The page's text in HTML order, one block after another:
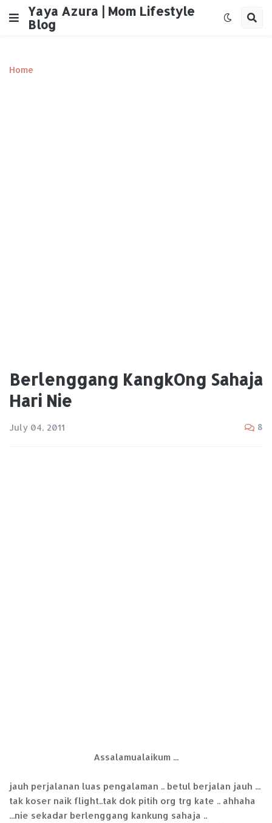
Yaya Azura | Mom Lifestyle
Blog
Home
Berlenggang KangkOng Sahaja
Hari Nie
July 04, 2011 8
Assalamualaikum ...
jauh perjalanan luas pengalaman .. betul berjalan jauh ...
tak koser naik flight..tak dok pitih org trg kate .. ahhaha
...nie sekadar berlenggang kankung sahaja ..